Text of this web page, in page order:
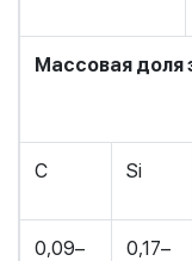
Массовая доля
C Si
0,09–
0,17–